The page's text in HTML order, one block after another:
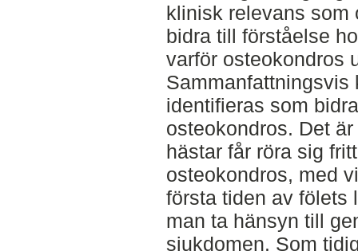
klinisk relevans som
bidra till förståelse
varför osteokondros
Sammanfattningsvis
identifieras som
osteokondros. Det
hästar får röra sig
osteokondros, med
första tiden av fölets
man ta hänsyn till
sjukdomen. Som